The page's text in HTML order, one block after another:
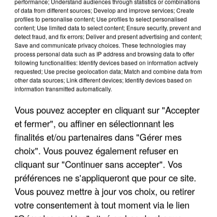
LES INTERVIEWS CHANTE
FRANCE
Voir plus
"JE SUIS À DISPOSITION DES
ENFOIRÉS"
"ON A TOUS LE TRAC"
"ON N'EST PAS DES PARENTS
of data from different sources; Develop and improve services; Create
profiles to personalise content; Use profiles to select personalised
content; Use limited data to select content; Ensure security, prevent and
detect fraud, and fix errors; Deliver and present advertising and content;
Save and communicate privacy choices. These technologies may
process personal data such as IP address and browsing data to offer
following functionalities: Identify devices based on information actively
requested; Use precise geolocation data; Match and combine data from
other data sources; Link different devices; Identify devices based on
information transmitted automatically.
Vous pouvez accepter en cliquant sur "Accepter
et fermer", ou affiner en sélectionnant les
finalités et/ou partenaires dans "Gérer mes
choix". Vous pouvez également refuser en
cliquant sur "Continuer sans accepter". Vos
préférences ne s'appliqueront que pour ce site.
Vous pouvez mettre à jour vos choix, ou retirer
votre consentement à tout moment via le lien